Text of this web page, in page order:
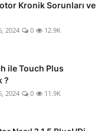
Kronik Sorunları ve
2024 0 12.9K
ile Touch Plus
?
2024 0 11.9K